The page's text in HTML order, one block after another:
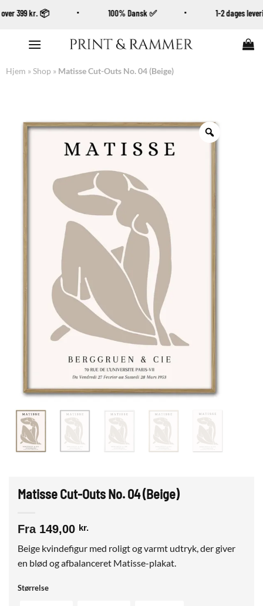
over 399 kr. 📦 100% Dansk ✅ 1-2 dages
indhold
Hjem »Shop » Matisse Cut-Outs No. 04 (Beige)
Matisse Cut-Outs No. 04 (Beige)
Fra 149,00 kr.
Beige kvindefigur med roligt og varmt udtryk, der giver
en blød og afbalanceret Matisse-plakat.
Størrelse